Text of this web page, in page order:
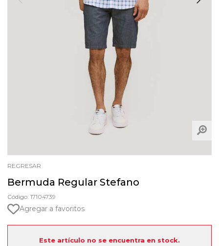
REGRESAR
Bermuda Regular Stefano
Código: 17104739
Agregar a favoritos
Este artículo no se encuentra en stock.